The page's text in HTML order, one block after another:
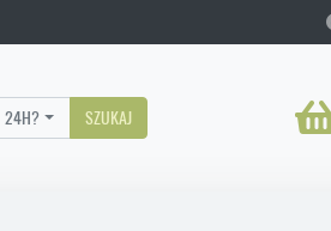
24H? SZUKAJ